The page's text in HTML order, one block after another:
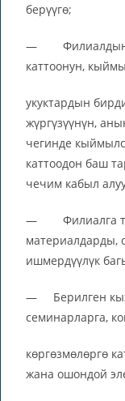
берүүгө;
— Филиалдын
каттоонун,
укуктардын
жүргүзүүнүн,
чегинде
каттоодон баш
чечим кабыл
— Филиалга
материалдарды,
ишмердүүлүк
— Берилген
семинарларга,
көргөзмөлөргө
жана ошондой